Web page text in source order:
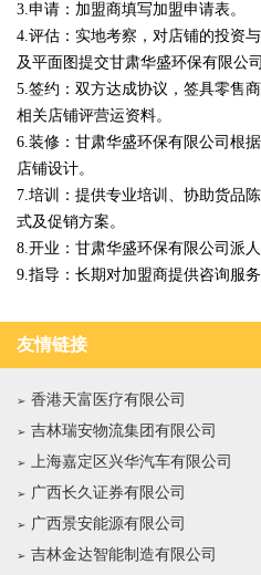
3.申请：加盟商填写加盟申请表。
4.评估：实地考察，对店铺的投资
及平面图提交甘肃华盛环保有限公司
5.签约：双方达成协议，签具零售
相关店铺评营运资料。
6.装修：甘肃华盛环保有限公司根
店铺设计。
7.培训：提供专业培训、协助货品
式及促销方案。
8.开业：甘肃华盛环保有限公司派
9.指导：长期对加盟商提供咨询服务
友情链接
香港天富医疗有限公司
吉林瑞安物流集团有限公司
上海嘉定区兴华汽车有限公司
广西长久证券有限公司
广西景安能源有限公司
吉林金达智能制造有限公司